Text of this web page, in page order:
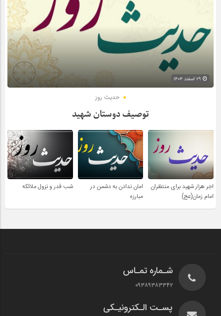
حدیث روز
توصیف دوستان شهید
اجر هزار شهید برای منتظران
امام زمان(عج)
امان ندادن به دشمن در
مبارزه
شب قدر و نزول ملائکه
شـماره تمـاس
۰۹۳۸۹۳۸۳۳۴۲
پسـت الـکترونیـکی